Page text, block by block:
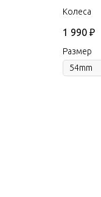
Колеса
1 990 ₽
Размер